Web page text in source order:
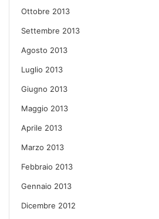
Ottobre 2013
Settembre 2013
Agosto 2013
Luglio 2013
Giugno 2013
Maggio 2013
Aprile 2013
Marzo 2013
Febbraio 2013
Gennaio 2013
Dicembre 2012